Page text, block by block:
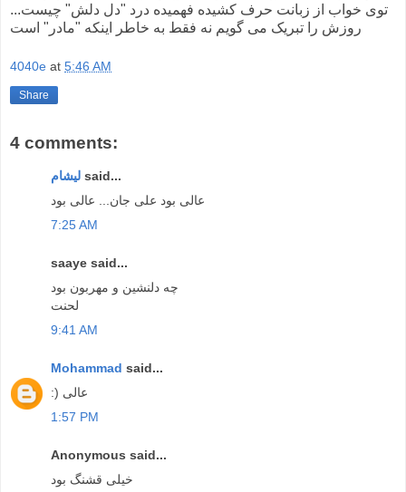
توی خواب از زبانت حرف کشیده فهمیده درد "دل دلش" چیست...
روزش را تبریک می گویم نه فقط به خاطر اینکه "مادر" است
4040e at 5:46 AM
Share
4 comments:
لیشام said...
عالی بود علی جان... عالی بود
7:25 AM
saaye said...
چه دلنشین و مهربون بود
لحنت
9:41 AM
Mohammad said...
:) عالی
1:57 PM
Anonymous said...
خیلی قشنگ بود